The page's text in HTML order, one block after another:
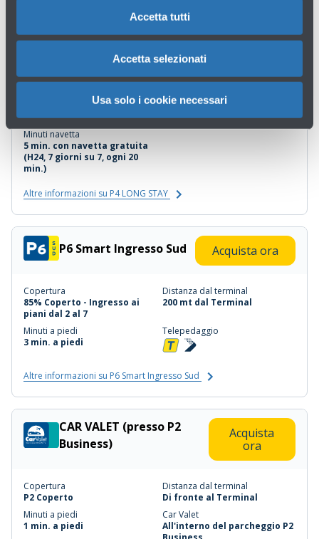
Accetta tutti
Accetta selezionati
Usa solo i cookie necessari
P4 LONG STAY
Scoperto
Distanza dal terminal
1,5 Km dal Terminal
Minuti navetta
5 min. con navetta gratuita
(H24, 7 giorni su 7, ogni 20
min.)
Altre informazioni su P4 LONG STAY
P6 Smart Ingresso Sud Acquista ora
Copertura
85% Coperto - Ingresso ai
piani dal 2 al 7
Distanza dal terminal
200 mt dal Terminal
Minuti a piedi
3 min. a piedi
Telepedaggio
Altre informazioni su P6 Smart Ingresso Sud
CAR VALET (presso P2
Business)
Acquista
ora
Copertura
P2 Coperto
Distanza dal terminal
Di fronte al Terminal
Minuti a piedi
1 min. a piedi
Car Valet
All'interno del parcheggio P2